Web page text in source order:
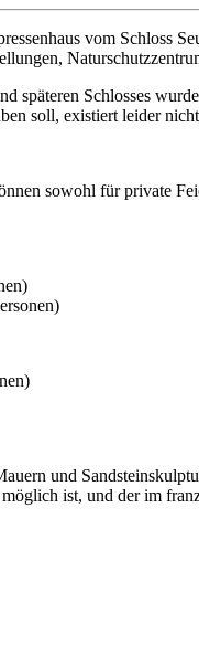
vom Schloss
späteren Schlosses
soll, existiert leider
sowohl für private
und
ist, und der im